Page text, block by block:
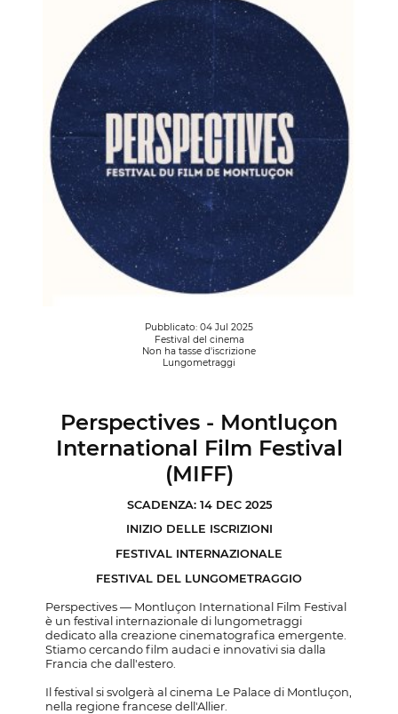
Pubblicato: 04 Jul 2025
Festival del cinema
Non ha tasse d'iscrizione
Lungometraggi
Perspectives - Montluçon
International Film Festival
(MIFF)
SCADENZA: 14 DEC 2025
INIZIO DELLE ISCRIZIONI
FESTIVAL INTERNAZIONALE
FESTIVAL DEL LUNGOMETRAGGIO
Perspectives — Montluçon International Film Festival
è un festival internazionale di lungometraggi
dedicato alla creazione cinematografica emergente.
Stiamo cercando film audaci e innovativi sia dalla
Francia che dall'estero.
Il festival si svolgerà al cinema Le Palace di Montluçon,
nella regione francese dell'Allier.